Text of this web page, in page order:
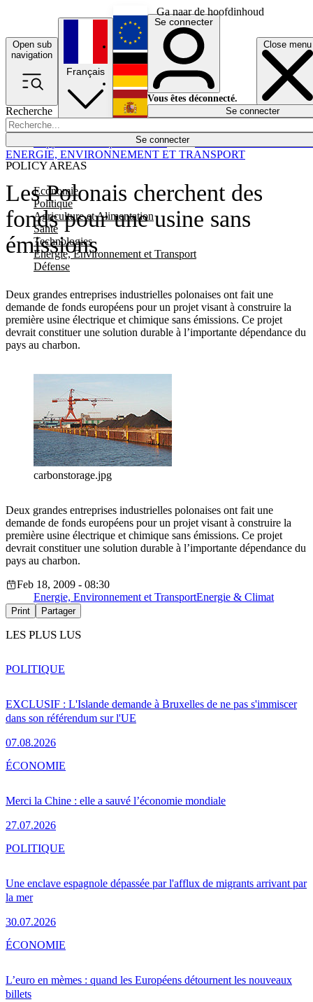
Ga naar de hoofdinhoud
Open sub
navigation
Close menu
Recherche
Se connecter
POLICY AREAS
Economie
Politique
Agriculture et Alimentation
Santé
Technologies
Energie, Environnement et Transport
Défense
Économie
Français
English
Deutsch
Español
Se connecter
Vous êtes déconnecté.
Se connecter
Les Polonais cherchent des
fonds pour une usine sans
émissions
Deux grandes entreprises industrielles polonaises ont fait une
demande de fonds européens pour un projet visant à construire la
première usine électrique et chimique sans émissions. Ce projet
devrait constituer une solution durable à l’importante dépendance du
pays au charbon.
ENERGIE, ENVIRONNEMENT ET TRANSPORT
carbonstorage.jpg
Deux grandes entreprises industrielles polonaises ont fait une
demande de fonds européens pour un projet visant à construire la
première usine électrique et chimique sans émissions. Ce projet
devrait constituer une solution durable à l’importante dépendance du
pays au charbon.
Feb 18, 2009 - 08:30
Energie, Environnement et TransportEnergie & Climat
Print Partager
LES PLUS LUS
EXCLUSIF : L'Islande demande à Bruxelles de ne pas s'immiscer
dans son référendum sur l'UE
07.08.2026
POLITIQUE
Merci la Chine : elle a sauvé l’économie mondiale
27.07.2026
ÉCONOMIE
Une enclave espagnole dépassée par l'afflux de migrants arrivant par
la mer
30.07.2026
POLITIQUE
L’euro en mèmes : quand les Européens détournent les nouveaux
billets
ÉCONOMIE